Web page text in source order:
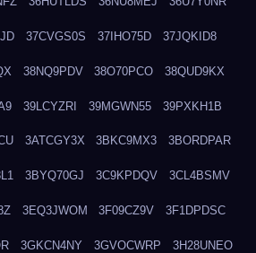
37CVGS0S 37IHO75D 37JQKID8
38NQ9PDV 38O70PCO 38QUD9KX
39LCYZRI 39MGWN55 39PXKH1B
3ATCGY3X 3BKC9MX3 3BORDPAR
3BYQ70GJ 3C9KPDQV 3CL4BSMV
3EQ3JWOM 3F09CZ9V 3F1DPDSC
3GKCN4NY 3GVOCWRP 3H28UNEO